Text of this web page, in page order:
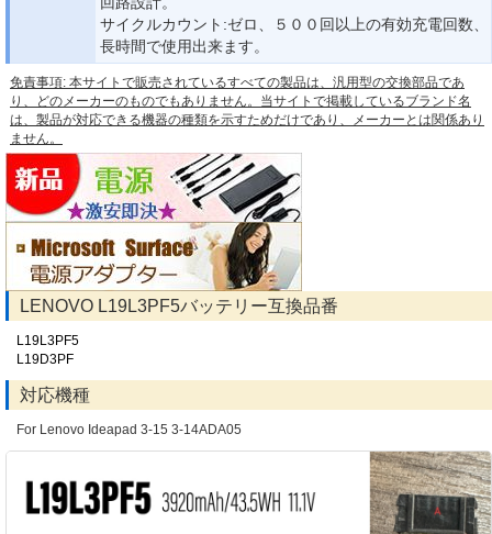
サイクルカウント:ゼロ、５００回以上の有効充電回数、
長時間で使用出来ます。
免責事項: 本サイトで販売されているすべての製品は、汎用型の交換部品であ
り、どのメーカーのものでもありません。当サイトで掲載しているブランド名
は、製品が対応できる機器の種類を示すためだけであり、メーカーとは関係あり
ません。
LENOVO L19L3PF5バッテリー互換品番
L19L3PF5
L19D3PF
対応機種
For Lenovo Ideapad 3-15 3-14ADA05